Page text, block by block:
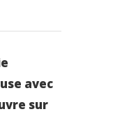
avec
sur